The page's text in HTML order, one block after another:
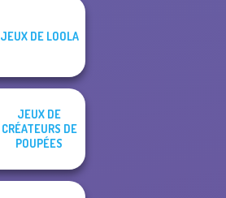
JEUX DE LOOLA
JEUX DE
CRÉATEURS DE
POUPÉES